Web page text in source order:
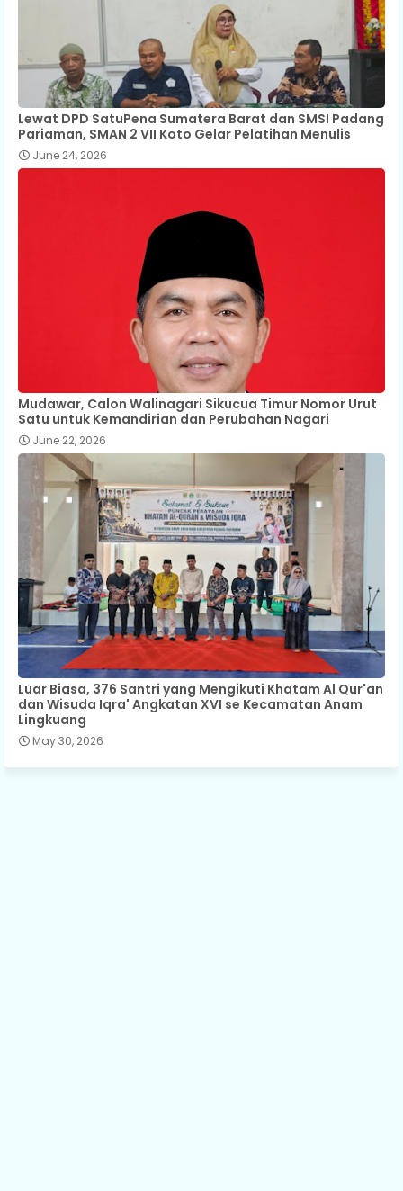
Lewat DPD SatuPena Sumatera Barat dan SMSI Padang
Pariaman, SMAN 2 VII Koto Gelar Pelatihan Menulis
June 24, 2026
Mudawar, Calon Walinagari Sikucua Timur Nomor Urut
Satu untuk Kemandirian dan Perubahan Nagari
June 22, 2026
Luar Biasa, 376 Santri yang Mengikuti Khatam Al Qur'an
dan Wisuda Iqra' Angkatan XVI se Kecamatan Anam
Lingkuang
May 30, 2026